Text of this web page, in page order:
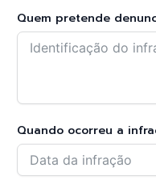
Quem pretende
Quando ocorreu a